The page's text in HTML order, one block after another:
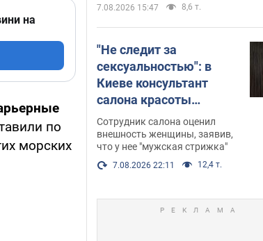
на
по
морских
7.08.2026 15:47 8,6 т.
"Не следит за
сексуальностью": в
Киеве консультант
салона красоты
оскорбил женщину
после химиотерапии,
разгорелся скандал.
Фото
Сотрудник салона оценил
внешность женщины, заявив,
что у нее "мужская стрижка"
7.08.2026 22:11 12,4 т.